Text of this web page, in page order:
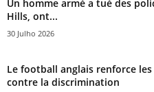
Un homme armé a tué des
Hills, ont...
30 Julho 2026
Le football anglais renforce
contre la discrimination